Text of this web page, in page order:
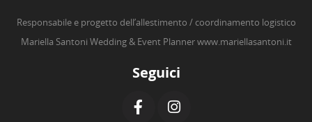
Responsabile e progetto dell’allestimento / coordinamento logistico
Mariella Santoni Wedding & Event Plannerwww.mariellasantoni.it
Seguici